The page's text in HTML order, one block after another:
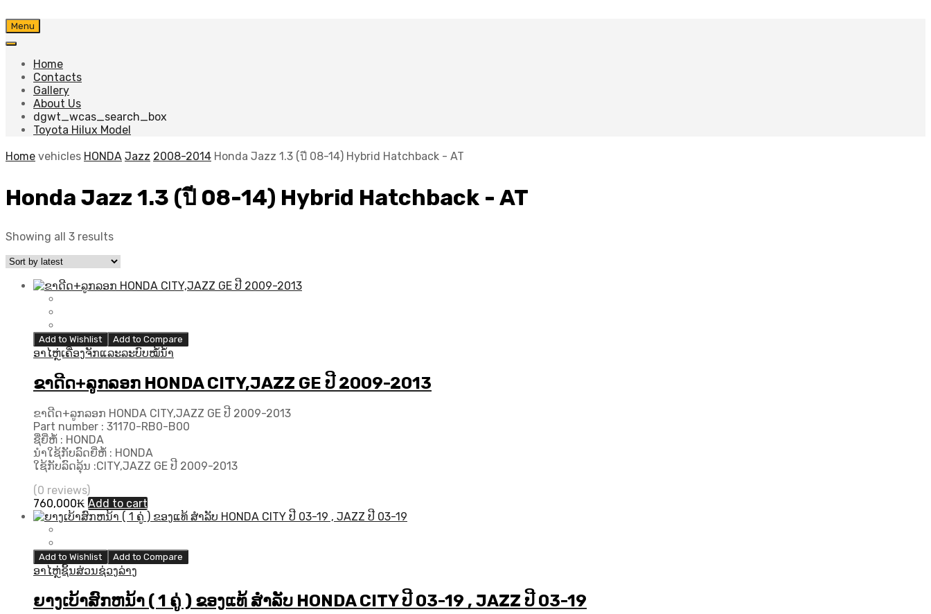
Skip
to
Menu
Home
Contacts
Gallery
About Us
dgwt_wcas_search_box
Toyota Hilux Model
Home vehicles HONDA Jazz 2008-2014 Honda Jazz 1.3 (ปี 08-14) Hybrid Hatchback - AT
Honda Jazz 1.3 (ปี 08-14) Hybrid Hatchback - AT
Showing all 3 resultsSorted
latest
Add to Wishlist Add to Compare
ອາໄຫຼ່ເຄື່ອງຈັກແລະລະບົບໝໍ້ນ້ຳ
ຂາດີດ+ລູກລອກ HONDA CITY,JAZZ GE ປີ 2009-2013
ຂາດີດ+ລູກລອກ HONDA CITY,JAZZ GE ປີ 2009-2013
Part number : 31170-RB0-B00
ຊື່ຍີ່ຫໍ້ : HONDA
ນຳໃຊ້ກັບລົດຍີ່ຫໍ້ : HONDA
ໃຊ້ກັບລົດລຸ້ນ :CITY,JAZZ GE ປີ 2009-2013
(0 reviews)
760,000₭ Add to cart
Add to Wishlist Add to Compare
ອາໄຫຼ່ຊິ້ນສ່ວນຊ່ວງລ່າງ
ຍາງເບ້າສົກຫນ້າ ( 1 ຄູ່ ) ຂອງແທ້ ສຳລັບ HONDA CITY ປີ 03-19 , JAZZ ປີ 03-19